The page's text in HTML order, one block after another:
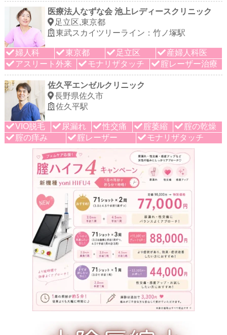
医療法人なずな会 池上レディースクリニック
足立区,東京都
東武スカイツリーライン：竹ノ塚駅
婦人科 東京都 足立区
産婦人科医
アスリート外来
モナリザタッチ 腟レーザー治療
佐久平エンゼルクリニック
長野県佐久市
佐久平駅
VIO脱毛 尿漏れ 性交痛 腟萎縮
腟の乾燥
腟の痒み
腟レーザー モナリザタッチ